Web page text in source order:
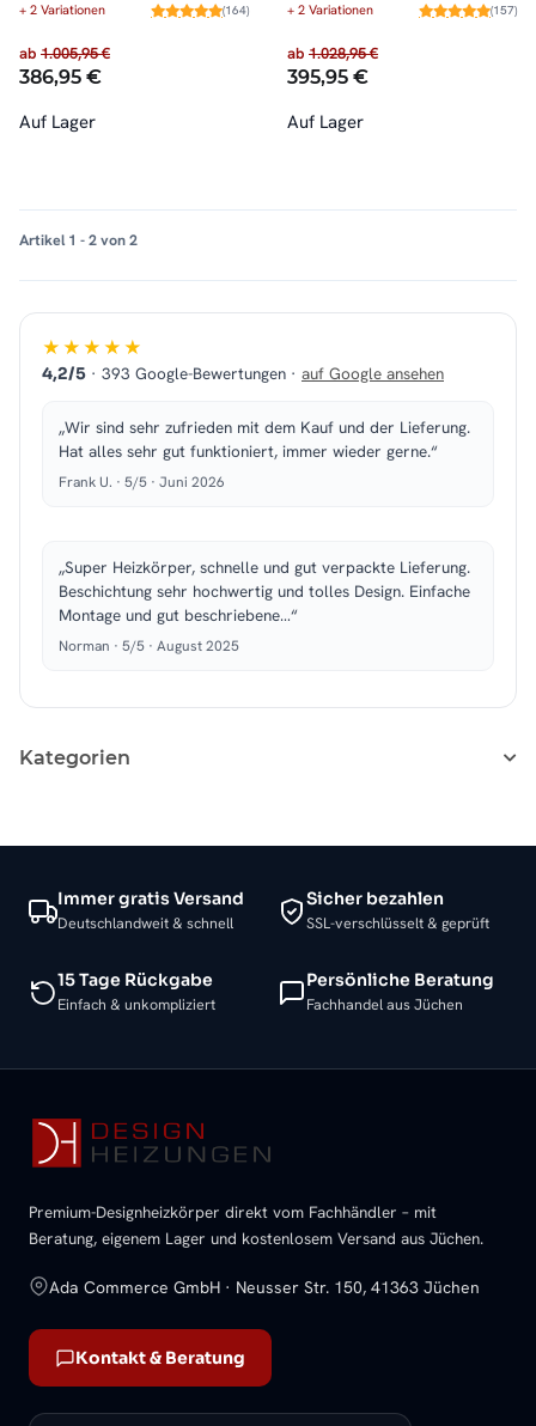
+ 2 Variationen (164)
ab 1.005,95 €
386,95 €
Auf Lager
+ 2 Variationen (157)
ab 1.028,95 €
395,95 €
Auf Lager
Artikel 1 - 2 von 2
★★★★★
4,2/5 · 393 Google-Bewertungen · auf Google ansehen
„Wir sind sehr zufrieden mit dem Kauf und der Lieferung.
Hat alles sehr gut funktioniert, immer wieder gerne.“
Frank U. · 5/5 · Juni 2026
„Super Heizkörper, schnelle und gut verpackte Lieferung.
Beschichtung sehr hochwertig und tolles Design. Einfache
Montage und gut beschriebene…“
Norman · 5/5 · August 2025
Kategorien
Immer gratis Versand
Deutschlandweit & schnell
Sicher bezahlen
SSL-verschlüsselt & geprüft
15 Tage Rückgabe
Einfach & unkompliziert
Persönliche Beratung
Fachhandel aus Jüchen
Premium-Designheizkörper direkt vom Fachhändler – mit
Beratung, eigenem Lager und kostenlosem Versand aus Jüchen.
Ada Commerce GmbH · Neusser Str. 150, 41363 Jüchen
Kontakt & Beratung